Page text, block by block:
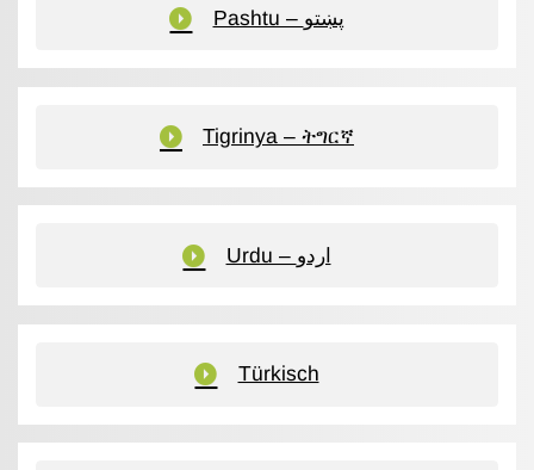
Pashtu – پښتو
Tigrinya – ትግርኛ
Urdu – اردو
Türkisch